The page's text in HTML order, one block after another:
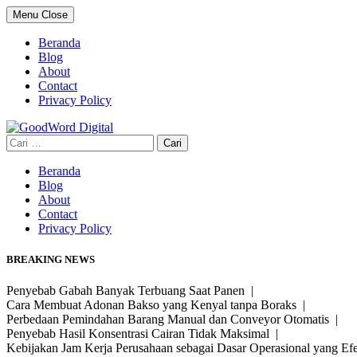
Skip
to
content
Menu Close
Beranda
Blog
About
Contact
Privacy Policy
Cari
untuk:
Beranda
Blog
About
Contact
Privacy Policy
BREAKING NEWS
Penyebab Gabah Banyak Terbuang Saat Panen |
Cara Membuat Adonan Bakso yang Kenyal tanpa Boraks |
Perbedaan Pemindahan Barang Manual dan Conveyor Otomatis |
Penyebab Hasil Konsentrasi Cairan Tidak Maksimal |
Kebijakan Jam Kerja Perusahaan sebagai Dasar Operasional yang